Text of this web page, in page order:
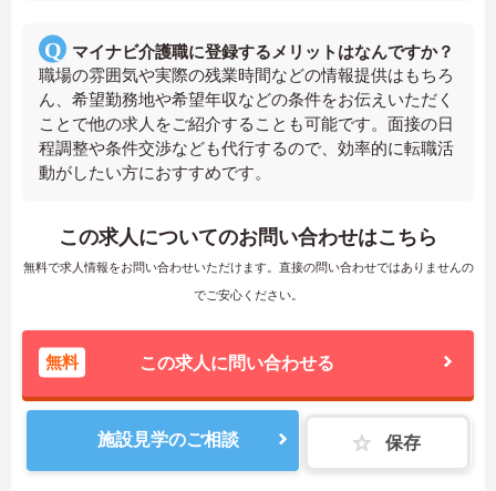
マイナビ介護職に登録するメリットはなんですか？
職場の雰囲気や実際の残業時間などの情報提供はもちろ
ん、希望勤務地や希望年収などの条件をお伝えいただく
ことで他の求人をご紹介することも可能です。面接の日
程調整や条件交渉なども代行するので、効率的に転職活
動がしたい方におすすめです。
この求人についてのお問い合わせはこちら
無料で求人情報をお問い合わせいただけます。直接の問い合わせではありませんの
でご安心ください。
無料 この求人に問い合わせる
施設見学のご相談 保存